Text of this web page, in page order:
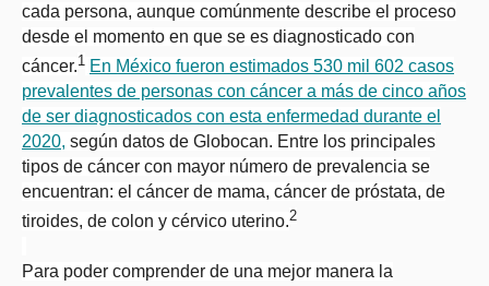
cada persona, aunque comúnmente describe el proceso
desde el momento en que se es diagnosticado con
cáncer.1 En México fueron estimados 530 mil 602 casos
prevalentes de personas con cáncer a más de cinco años
de ser diagnosticados con esta enfermedad durante el
2020, según datos de Globocan. Entre los principales
tipos de cáncer con mayor número de prevalencia se
encuentran: el cáncer de mama, cáncer de próstata, de
tiroides, de colon y cérvico uterino.2
Para poder comprender de una mejor manera la